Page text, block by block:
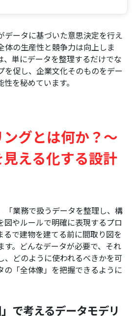
データに基づいた意思決定を行え
体の生産性と競争力は向上しま
、単にデータを整理するだけでな
を促し、企業文化そのものをデー
を秘めています。
グとは何か？～
える化する設計
「業務で扱うデータを整理し、構
図やルールで明確に表現するプロ
るで建物を建てる前に間取り図を
す。どんなデータが必要で、それ
、どのように使われるべきかを可
の「全体像」を把握できるように
」で考えるデータモデリ